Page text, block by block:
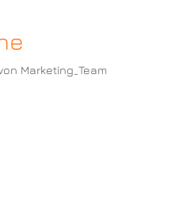
Marketing_Team